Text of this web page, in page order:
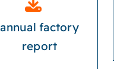
annual factory
report